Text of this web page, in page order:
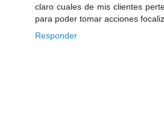
claro cuales de mis clientes
para poder tomar acciones
Responder